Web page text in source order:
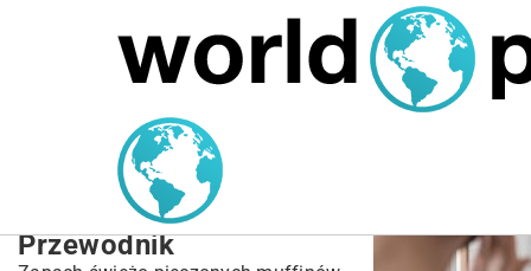
MARIUSZ ŁAMAGA 03.10.2025
Przepis na Muffiny
Kakaowe – Puszyste i
Wilgotne | Prosty
Przewodnik